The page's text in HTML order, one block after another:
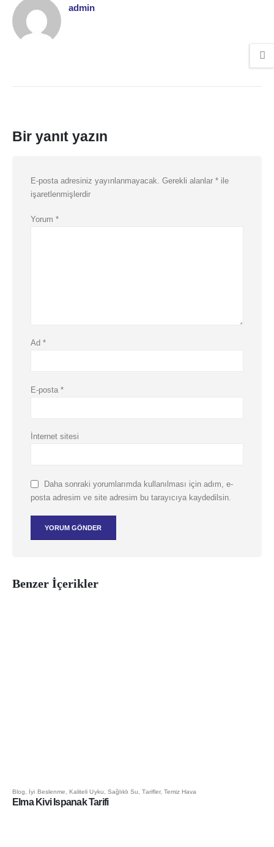
admin
Bir yanıt yazın
E-posta adresiniz yayınlanmayacak. Gerekli alanlar * ile
işaretlenmişlerdir
Yorum *
Ad *
E-posta *
İnternet sitesi
Daha sonraki yorumlarımda kullanılması için adım, e-
posta adresim ve site adresim bu tarayıcıya kaydedilsin.
Benzer İçerikler
Blog, İyi Beslenme, Kaliteli Uyku, Sağlıklı Su,Tarifler, Temiz Hava
Elma Kivi Ispanak Tarifi